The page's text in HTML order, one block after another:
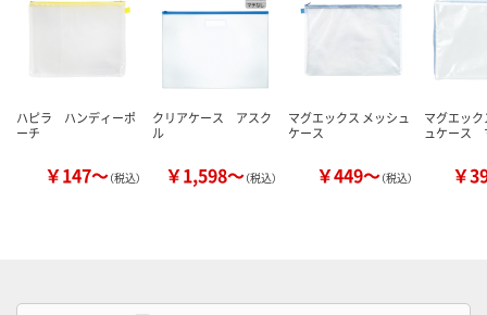
ハピラ ハンディーポ
ーチ
￥147～（税込）
クリアケース アスク
ル
￥1,598～（税込）
マグエックス メッシュ
ケース
￥449～（税込）
マグエッ
ュケース
￥